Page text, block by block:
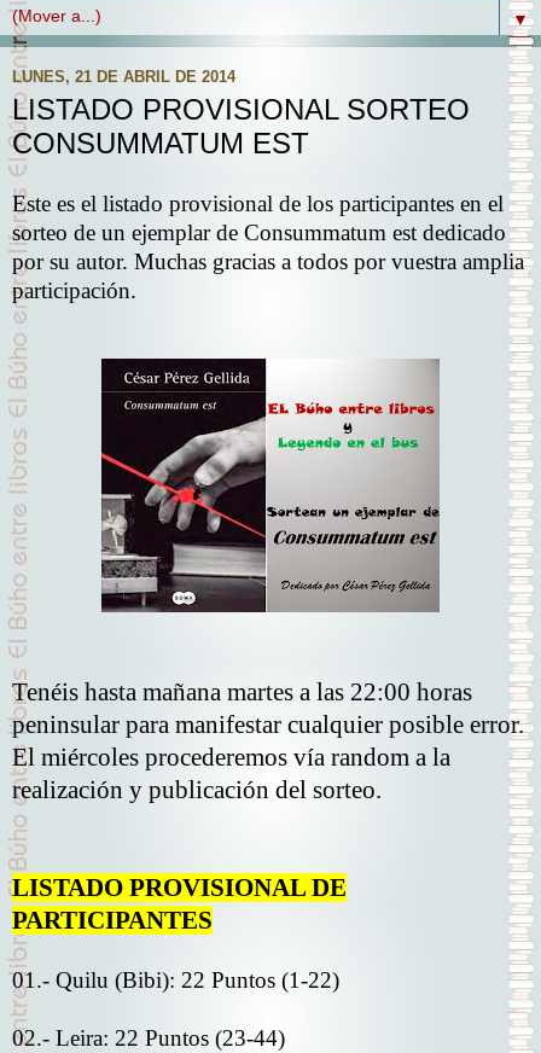
▼
LUNES, 21 DE ABRIL DE 2014
LISTADO PROVISIONAL SORTEO
CONSUMMATUM EST
Este es el listado provisional de los participantes en el
sorteo de un ejemplar de Consummatum est dedicado
por su autor. Muchas gracias a todos por vuestra amplia
participación.
Tenéis hasta mañana martes a las 22:00 horas
peninsular para manifestar cualquier posible error.
El miércoles procederemos vía random a la
realización y publicación del sorteo.
LISTADO PROVISIONAL DE
PARTICIPANTES
01.- Quilu (Bibi): 22 Puntos (1-22)
02.- Leira: 22 Puntos (23-44)